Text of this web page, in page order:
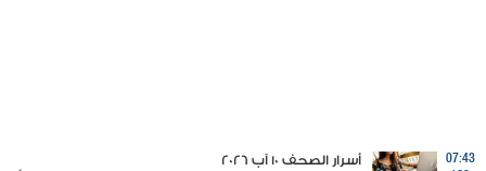
07:43
أسرار الصحف 10 آب 2026